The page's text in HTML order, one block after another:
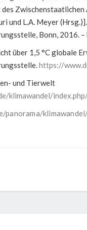
Zwischenstaatlichen
und L.A. Meyer
Bonn, 2016. –
über 1,5 °C globale
https://
und Tierwelt
klimawandel/
panorama/